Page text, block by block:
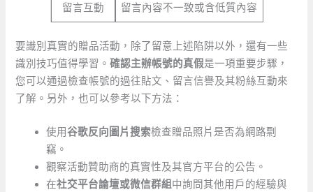
留言互動 留言內容不一致或含低質內容
要識別真實的贈品活動，除了留意上述陷阱以外，還有一些
識別技巧值得學習。確認主辦帳號的真假是一項重要步驟，
您可以通過檢查帳號的過往貼文、留言信譽及其粉絲互動來
了解。另外，也可以參考以下方法：
使用谷歌反向圖片搜索檢查贈品照片是否為網路剽
竊。
觀察活動贊助商的真實性及其官方平台的公告。
在社交平台論壇或微信群組中詢問其他用戶的經驗與